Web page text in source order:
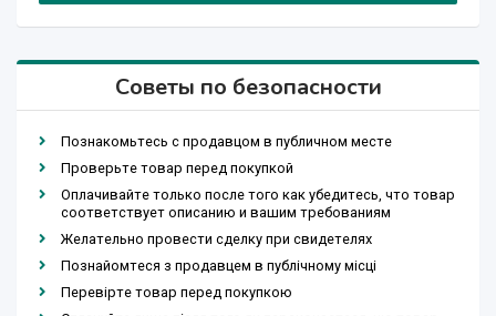
Советы по безопасности
Познакомьтесь с продавцом в публичном месте
Проверьте товар перед покупкой
Оплачивайте только после того как убедитесь, что товар
соответствует описанию и вашим требованиям
Желательно провести сделку при свидетелях
Познайомтеся з продавцем в публічному місці
Перевірте товар перед покупкою